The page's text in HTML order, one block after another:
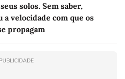
solos. Sem saber,
velocidade com que os
propagam
PUBLICIDADE